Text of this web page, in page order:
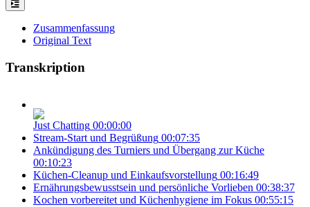
Zusammenfassung
Original Text
Transkription
Just Chatting 00:00:00
Stream-Start und Begrüßung 00:07:35
Ankündigung des Turniers und Übergang zur Küche
00:10:23
Küchen-Cleanup und Einkaufsvorstellung 00:16:49
Ernährungsbewusstsein und persönliche Vorlieben 00:38:37
Kochen vorbereitet und Küchenhygiene im Fokus 00:55:15